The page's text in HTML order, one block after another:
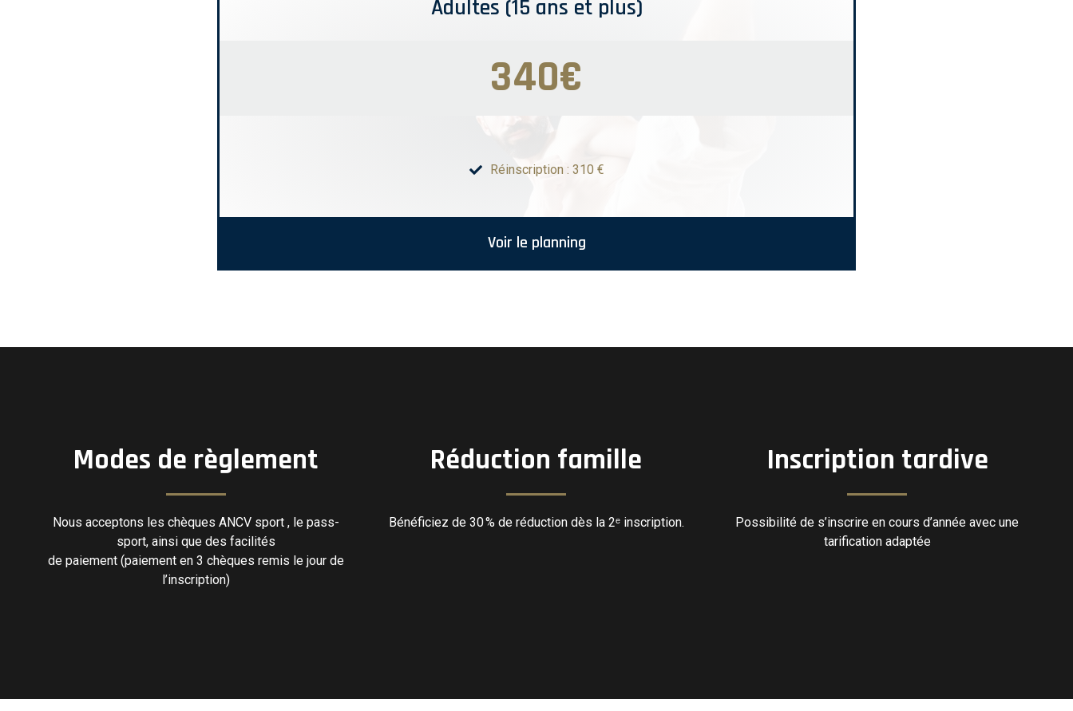
Adultes (15 ans et plus)
340€
Réinscription : 310 €
Voir le planning
Modes de règlement
Nous acceptons les chèques ANCV sport , le pass-
sport, ainsi que des facilités
de paiement (paiement en 3 chèques remis le jour de
l’inscription)
Réduction famille
Bénéficiez de 30 % de réduction dès la 2ᵉ inscription.
Inscription tardive
Possibilité de s’inscrire en cours d’année avec une
tarification adaptée